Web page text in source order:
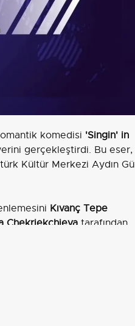
komedisi 'Singin' in
gerçekleştirdi. Bu eser,
Kültür Merkezi Aydın
Kıvanç Tepe
Chekriekchieva tarafından